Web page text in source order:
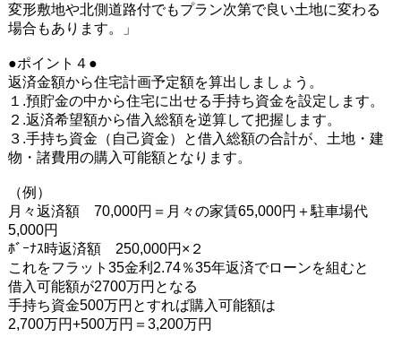
変形敷地や北側道路付でもプラン次第で良い土地に変わる
場合もあります。」
●ポイント４●
返済金額から住宅計画予定額を算出しましょう。
１.預貯金の中から住宅に出せる手持ち資金を設定します。
２.返済希望額から借入総額を逆算して把握します。
３.手持ち資金（自己資金）と借入総額の合計が、土地・建
物・諸費用の購入可能額となります。
（例）
月々返済額 70,000円＝月々の家賃65,000円＋駐車場代
5,000円
ﾎﾞｰﾅｽ時返済額 250,000円×２
これをフラット35金利2.74％35年返済でローンを組むと
借入可能額が2700万円となる
手持ち資金500万円とすれば購入可能額は
2,700万円+500万円＝3,200万円